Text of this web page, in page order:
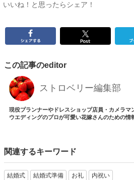
いいね！と思ったらシェア！
この記事のeditor
ストロベリー編集部
現役プランナーやドレスショップ店員・カメラマ
ウエディングのプロが可愛い花嫁さんのための情
関連するキーワード
結婚式 結婚式準備 お礼 内祝い